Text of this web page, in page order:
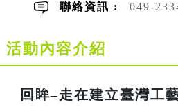
聯絡資訊 : 049-
活動內容介紹
回眸–走在建立臺灣工